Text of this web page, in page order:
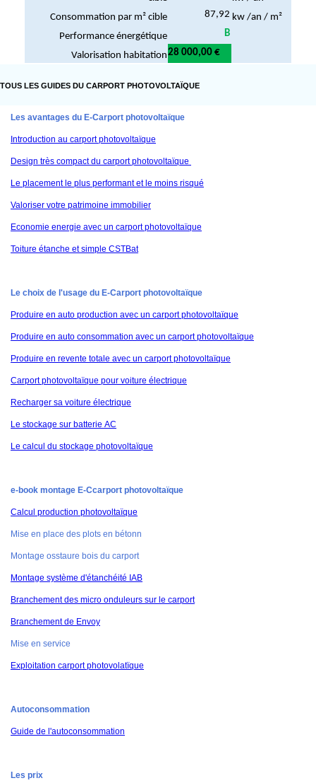
TOUS LES GUIDES DU CARPORT PHOTOVOLTAÏQUE
Les avantages du E-Carport photovoltaïque
Introduction au carport photovoltaïque
Design très compact du carport photovoltaïque
Le placement le plus performant et le moins risqué
Valoriser votre patrimoine immobilier
Economie energie avec un carport photovoltaïque
Toiture étanche et simple CSTBat
Le choix de l'usage du E-Carport photovoltaïque
Produire en auto production avec un carport photovoltaïque
Produire en auto consommation avec un carport photovoltaïque
Produire en revente totale avec un carport photovoltaïque
Carport photovoltaïque pour voiture électrique
Recharger sa voiture électrique
Le stockage sur batterie AC
Le calcul du stockage photovoltaïque
e-book montage E-Ccarport photovoltaïque
Calcul production photovoltaïque
Mise en place des plots en bétonn
Montage osstaure bois du carport
Montage système d'étanchéité IAB
Branchement des micro onduleurs sur le carport
Branchement de Envoy
Mise en service
Exploitation carport photovolatïque
Autoconsommation
Guide de l'autoconsommation
Les prix